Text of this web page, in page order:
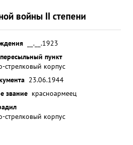
войны II степени
__.__.1923
пункт
стрелковый корпус
23.06.1944
звание красноармеец
стрелковый корпус